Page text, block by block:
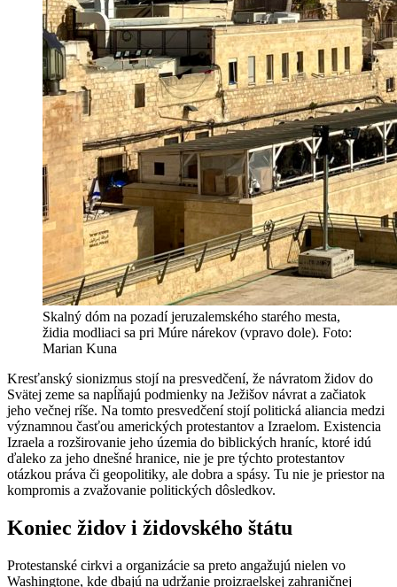
Skalný dóm na pozadí jeruzalemského starého mesta,
židia modliaci sa pri Múre nárekov (vpravo dole). Foto:
Marian Kuna
Kresťanský sionizmus stojí na presvedčení, že návratom židov do
Svätej zeme sa napĺňajú podmienky na Ježišov návrat a začiatok
jeho večnej ríše. Na tomto presvedčení stojí politická aliancia medzi
významnou časťou amerických protestantov a Izraelom. Existencia
Izraela a rozširovanie jeho územia do biblických hraníc, ktoré idú
ďaleko za jeho dnešné hranice, nie je pre týchto protestantov
otázkou práva či geopolitiky, ale dobra a spásy. Tu nie je priestor na
kompromis a zvažovanie politických dôsledkov.
Koniec židov i židovského štátu
Protestanské cirkvi a organizácie sa preto angažujú nielen vo
Washingtone, kde dbajú na udržanie proizraelskej zahraničnej